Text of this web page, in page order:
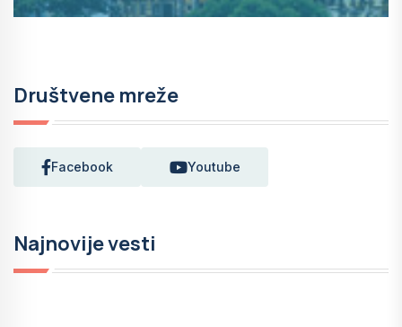
Društvene mreže
Facebook Youtube
Najnovije vesti